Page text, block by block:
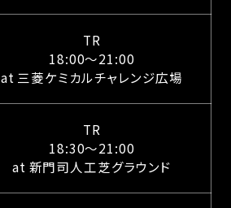
TR
18:00〜21:00
at 三菱ケミカルチャレンジ広場
TR
18:30〜21:00
at 新門司人工芝グラウンド